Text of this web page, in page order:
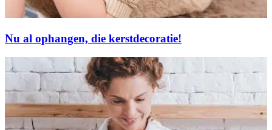
Nu al ophangen, die kerstdecoratie!